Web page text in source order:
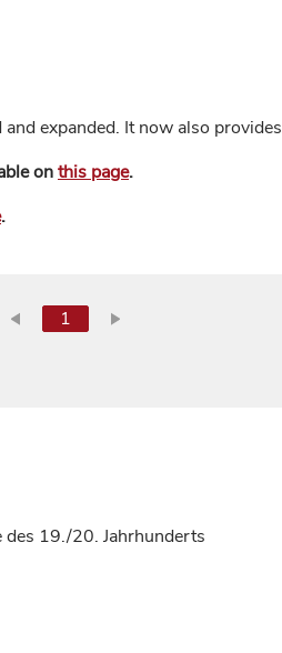
expanded. It now also
onthis page.
.
1
des 19./20. Jahrhunderts